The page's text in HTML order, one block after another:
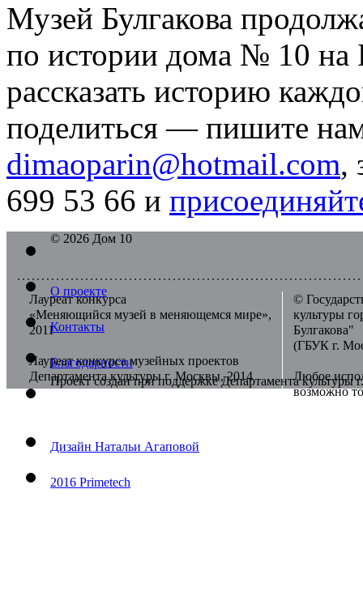
Музей Булгакова
по истории дома № 10
рассказать историю
поделиться — пишите
dimaoparin@hotmail.com,
699 53 66 и
© 2026 Дом 10
О проекте
Контакты
Благодарности
Проект создан при поддержке Департамента
Дизайн Натальи Агаповой
2016 Primetech
Лауреат конкурса
«Меняющийся музей в меняющемся мире»,
2011
Лауреат конкурса музейных проектов
Департамента культуры г. Москвы, 2014
©
культуры
Булгакова"
(ГБУК г.
Любое
возможно